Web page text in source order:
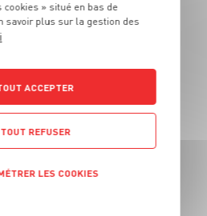
ÉLABORÉ EN
FRANCE
et fruits
disponibles
1
» situé en bas de
savoir plus sur la gestion des
ACCEPTER
TOUT REFUSER
LES COOKIES